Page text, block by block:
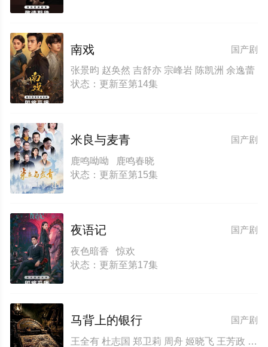
国产剧
南戏
张景昀 赵奂然 吉舒亦 宗峰岩 陈凯洲 余逸蕾
状态：更新至第14集
国产剧
米良与麦青
鹿鸣呦呦 鹿鸣春晓
状态：更新至第15集
国产剧
夜语记
夜色暗香 惊欢
状态：更新至第17集
国产剧
马背上的银行
王全有 杜志国 郑卫莉 周舟 姬晓飞 王芳政 郭烁杰 阎妮